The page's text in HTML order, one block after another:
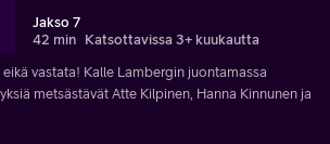
Jakso 7
42 min Katsottavissa 3+ kuukautta
vastata! Kalle Lambergin juontamassa
metsästävät Atte Kilpinen, Hanna Kinnunen ja